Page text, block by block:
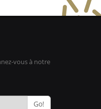
vous à notre
Go!